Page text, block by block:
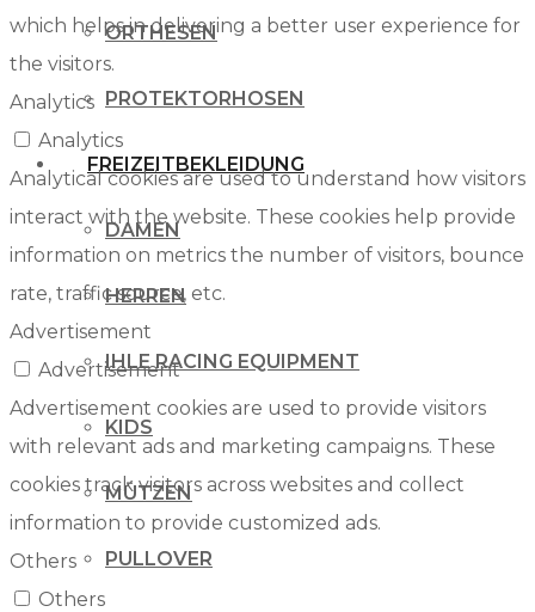
ORTHESEN
PROTEKTORHOSEN
FREIZEITBEKLEIDUNG
DAMEN
HERREN
IHLE RACING EQUIPMENT
KIDS
MÜTZEN
PULLOVER
which helps in delivering a better user experience for
the visitors.
Analytics
Analytics
Analytical cookies are used to understand how visitors
interact with the website. These cookies help provide
information on metrics the number of visitors, bounce
rate, traffic source, etc.
Advertisement
Advertisement
Advertisement cookies are used to provide visitors
with relevant ads and marketing campaigns. These
cookies track visitors across websites and collect
information to provide customized ads.
Others
Others